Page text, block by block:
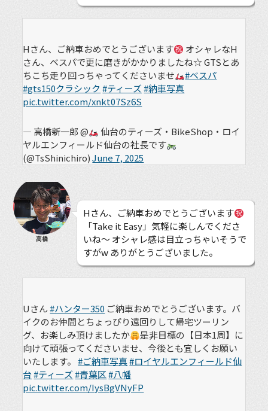
Hさん、ご納車おめでとうございます
オシャレなH
さん、ベスパで更に磨きがかかりましたね☆ GTSとあ
ちこち走り回っちゃってくださいませ
#ベスパ
#gts150クラシック #ティーズ#納車写真
pic.twitter.com/xnkt07Sz6S
— 高橋新一郎 @
仙台のティーズ・BikeShop・ロイ
ヤルエンフィールド仙台の社長です
(@TsShinichiro)June 7, 2025
高橋
Hさん、ご納車おめでとうございます
「Take it Easy」気軽に楽しんでくださ
いね〜 オシャレ感は目立っちゃいそうで
すがw ありがとうございました。
Uさん#ハンター350 ご納車おめでとうございます。バ
イクのお仲間とちょっぴり遠回りして帰宅ツーリン
グ、お楽しみ頂けましたか
是非目標の【日本1周】に
向けて頑張ってくださいませ、今後とも宜しくお願い
いたします。#ご納車写真#ロイヤルエンフィールド仙
台#ティーズ#青葉区#八幡
pic.twitter.com/IysBgVNyFP